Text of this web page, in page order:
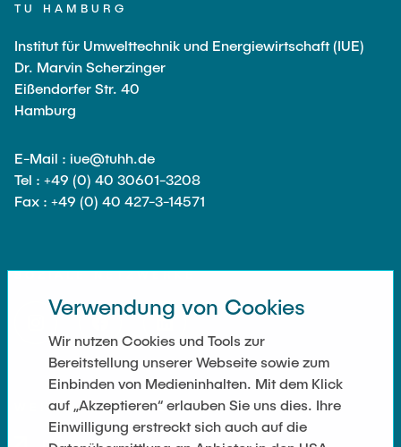
TU HAMBURG
Institut für Umwelttechnik und Energiewirtschaft (IUE)
Dr. Marvin Scherzinger
Eißendorfer Str. 40
Hamburg
E-Mail : iue@tuhh.de
Tel : +49 (0) 40 30601-3208
Fax : +49 (0) 40 427-3-14571
SOZIALE NETZWERKE
WEITERFÜHRENDE LINKS
Verwendung von Cookies
Wir nutzen Cookies und Tools zur
Bereitstellung unserer Webseite sowie zum
Einbinden von Medieninhalten. Mit dem Klick
auf „Akzeptieren“ erlauben Sie uns dies. Ihre
Einwilligung erstreckt sich auch auf die